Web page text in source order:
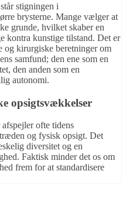
stigningen i
brysterne. Mange vælger at
grunde, hvilket skaber en
kontra kunstige tilstand. Det er
og kirurgiske beretninger om
samfund; den ene som en
den anden som en
autonomi.
opsigtsvækkelser
ofte tidens
og fysisk opsigt. Det
diversitet og en
Faktisk minder det os om
frem for at standardisere